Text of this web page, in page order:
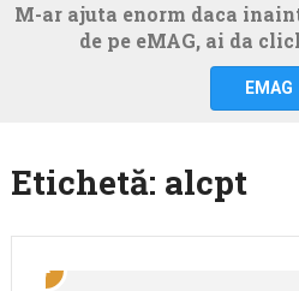
M-ar ajuta enorm daca
de pe eMAG, ai da
EMAG
Etichetă: alcpt